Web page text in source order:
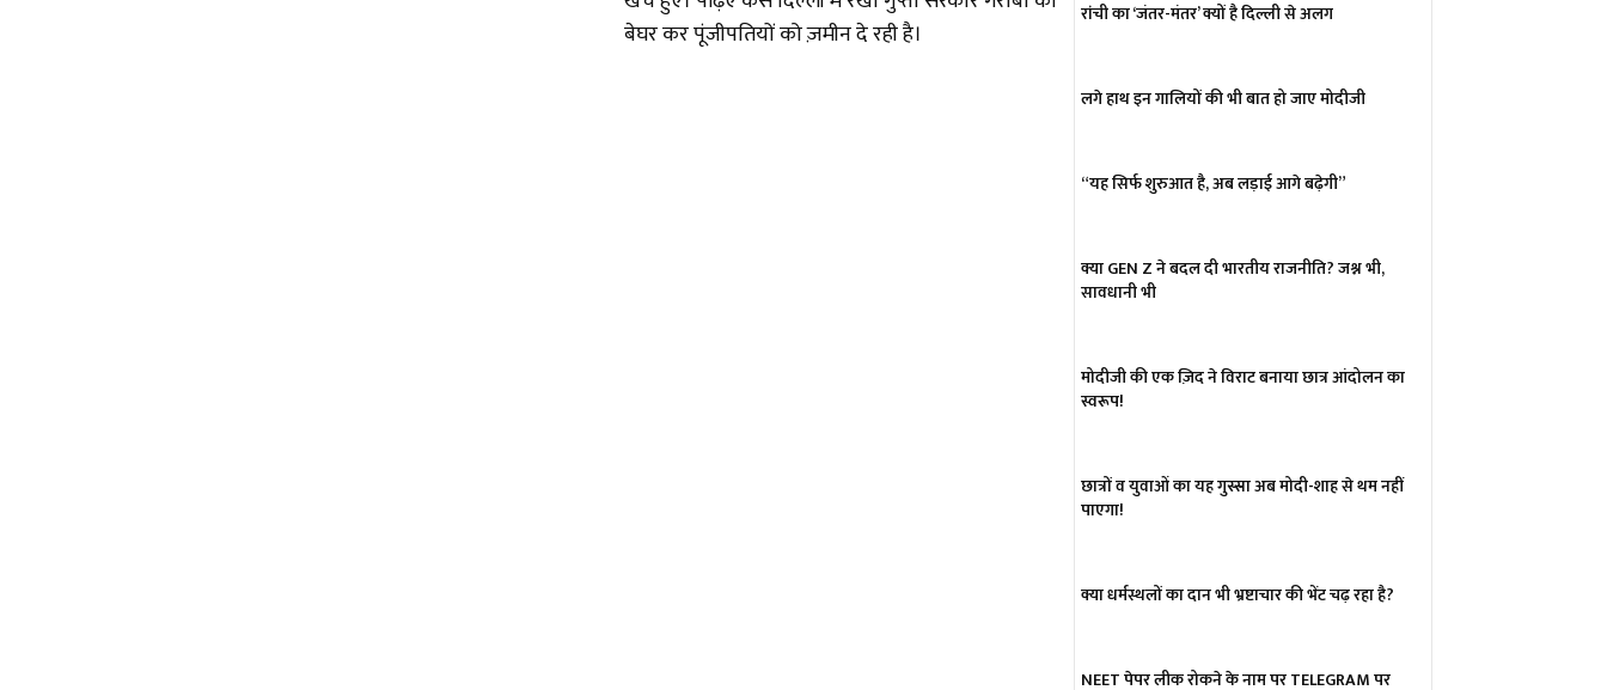
बेघर कर पूंजीपतियों को ज़मीन दे रही है।
रांची का ‘जंतर-मंतर’ क्यों है दिल्ली से अलग
लगे हाथ इन गालियों की भी बात हो जाए मोदीजी
“यह सिर्फ शुरुआत है, अब लड़ाई आगे बढ़ेगी”
क्या GEN Z ने बदल दी भारतीय राजनीति? जश्न भी,
सावधानी भी
मोदीजी की एक ज़िद ने विराट बनाया छात्र आंदोलन का
स्वरूप!
छात्रों व युवाओं का यह गुस्सा अब मोदी-शाह से थम नहीं
पाएगा!
क्या धर्मस्थलों का दान भी भ्रष्टाचार की भेंट चढ़ रहा है?
NEET पेपर लीक रोकने के नाम पर TELEGRAM पर